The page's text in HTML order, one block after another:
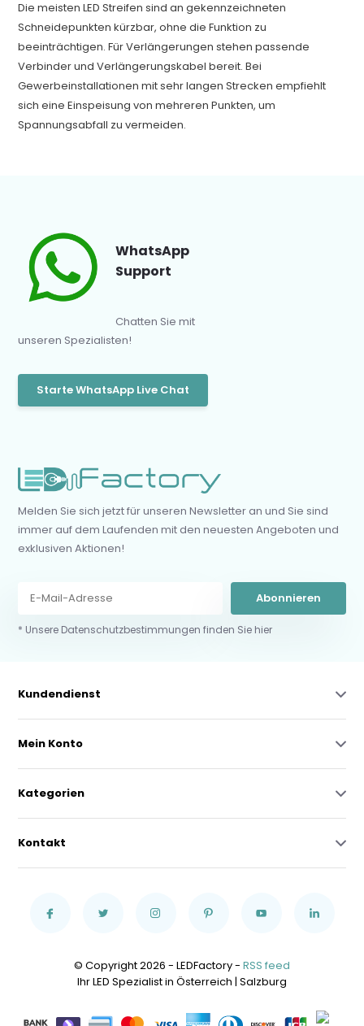
Die meisten LED Streifen sind an gekennzeichneten
Schneidepunkten kürzbar, ohne die Funktion zu
beeinträchtigen. Für Verlängerungen stehen passende
Verbinder und Verlängerungskabel bereit. Bei
Gewerbeinstallationen mit sehr langen Strecken empfiehlt
sich eine Einspeisung von mehreren Punkten, um
Spannungsabfall zu vermeiden.
WhatsApp
Support
Chatten Sie mit
unseren Spezialisten!
Starte WhatsApp Live Chat
Melden Sie sich jetzt für unseren Newsletter an und Sie sind
immer auf dem Laufenden mit den neuesten Angeboten und
exklusiven Aktionen!
Abonnieren
* Unsere Datenschutzbestimmungen finden Sie hier
Kundendienst
Mein Konto
Kategorien
Kontakt
© Copyright 2026 - LEDFactory - RSS feed
Ihr LED Spezialist in Österreich | Salzburg